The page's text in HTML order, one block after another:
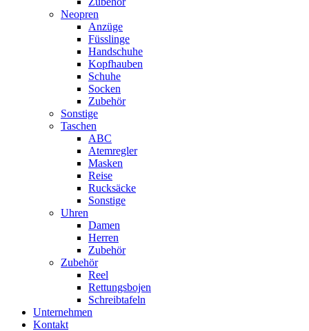
Neopren
Anzüge
Füsslinge
Handschuhe
Kopfhauben
Schuhe
Socken
Zubehör
Sonstige
Taschen
ABC
Atemregler
Masken
Reise
Rucksäcke
Sonstige
Uhren
Damen
Herren
Zubehör
Zubehör
Reel
Rettungsbojen
Schreibtafeln
Unternehmen
Kontakt